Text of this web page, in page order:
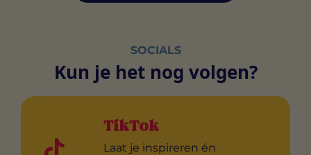
SOCIALS
Kun je het nog volgen?
TikTok
Laat je inspireren én